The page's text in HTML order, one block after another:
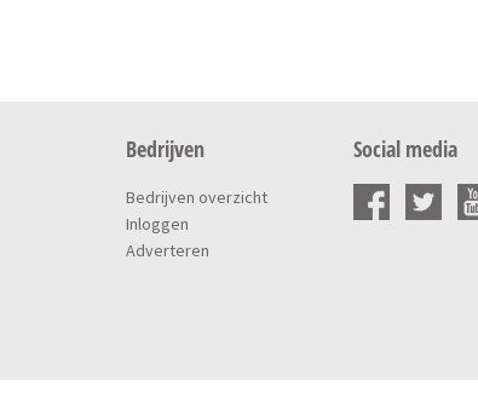
Bedrijven
Bedrijven overzicht
Inloggen
Adverteren
Social media